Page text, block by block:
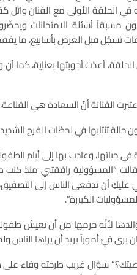
الحلقة الأولى مع الفنان وائل
مسبقاً أسئلة الامتحانات
تسجّل قبل العرض بأسابيع، ما
أعدّت أجوبتها بعناية،
أنّ السعادة هي القناعة، وأنّها
حالة تنتابها في لحظات الفرح
حياتها، وعادت بها إلى أيام
“المسؤولية رافقتني منذ
عليكِ أن تدفعي الناس إلى
الكبيرة.”.
لأنّه حرمها من أن تعيش
فيّ أموراً يريد أن يراها الناس
سؤال غريب طرحته وفاء على